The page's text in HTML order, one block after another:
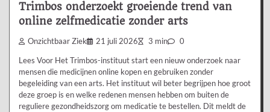
Trimbos onderzoekt groeiende trend van
online zelfmedicatie zonder arts
Onzichtbaar Ziek 21 juli 2026 3 min 0
Lees Voor Het Trimbos-instituut start een nieuw onderzoek naar
mensen die medicijnen online kopen en gebruiken zonder
begeleiding van een arts. Het instituut wil beter begrijpen hoe groot
deze groep is en welke redenen mensen hebben om buiten de
reguliere gezondheidszorg om medicatie te bestellen. Dit meldt de